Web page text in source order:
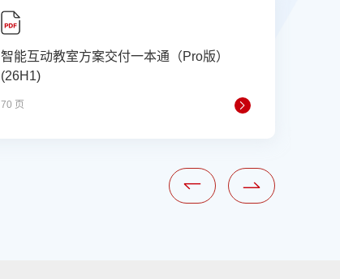
智能互动教室方案交付一本通（Pro版）
(26H1)
70 页